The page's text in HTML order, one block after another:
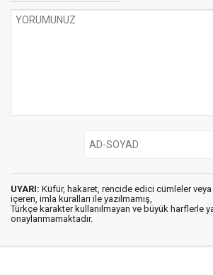
UYARI: Küfür, hakaret, rencide edici cümleler veya
içeren, imla kuralları ile yazılmamış,
Türkçe karakter kullanılmayan ve büyük harflerle
onaylanmamaktadır.